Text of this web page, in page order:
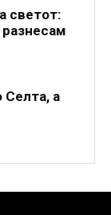
светот:
Селта, а